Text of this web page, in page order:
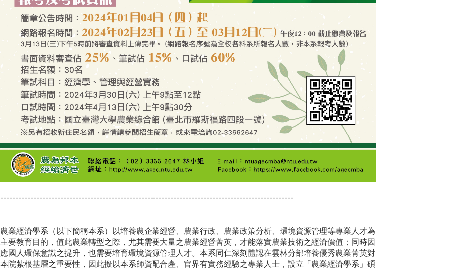
--------------------------------------------------------------------------------------------------
農業經濟學系（以下簡稱本系）以培養農企業經營、農業行政、農業政策分析、環境資源管理等專業人才為
主要教育目的，值此農業轉型之際，尤其需要大量之農業經營菁英，才能落實農業技術之經濟價值；同時因
應國人環保意識之提升，也需要培育環境資源管理人才。本系同仁深刻體認在雲林分部培養優秀農業菁英對
本院紮根基層之重要性，因此擬以本系師資配合產、官界有實務經驗之專業人士，設立「農業經濟學系」碩